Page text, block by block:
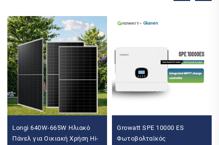
Longi 640W-665W Ηλιακό
Πάνελ για Οικιακή Χρήση Hi-
Growatt SPE 10000 ES
Φωτοβολταϊκός